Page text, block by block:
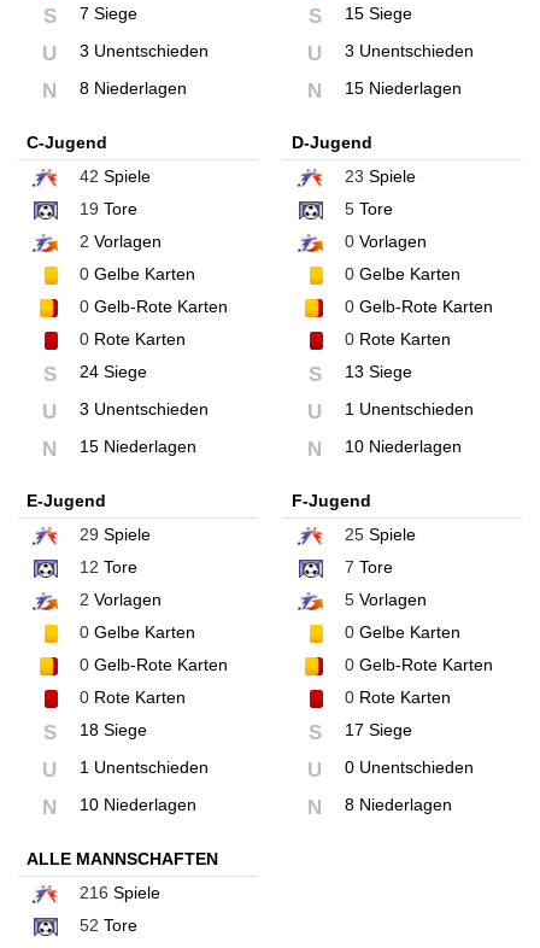
S 7 Siege
U 3 Unentschieden
N 8 Niederlagen
S 15 Siege
U 3 Unentschieden
N 15 Niederlagen
C-Jugend
42 Spiele
19 Tore
2 Vorlagen
0 Gelbe Karten
0 Gelb-Rote Karten
0 Rote Karten
S 24 Siege
U 3 Unentschieden
N 15 Niederlagen
D-Jugend
23 Spiele
5Tore
0Vorlagen
0Gelbe Karten
0Gelb-Rote Karten
0Rote Karten
S 13 Siege
U 1 Unentschieden
N 10 Niederlagen
E-Jugend
29 Spiele
12 Tore
2 Vorlagen
0 Gelbe Karten
0 Gelb-Rote Karten
0 Rote Karten
S 18 Siege
U 1 Unentschieden
N 10 Niederlagen
F-Jugend
25Spiele
7 Tore
5Vorlagen
0Gelbe Karten
0Gelb-Rote Karten
0Rote Karten
S 17 Siege
U 0 Unentschieden
N 8 Niederlagen
ALLE MANNSCHAFTEN
216 Spiele
52 Tore